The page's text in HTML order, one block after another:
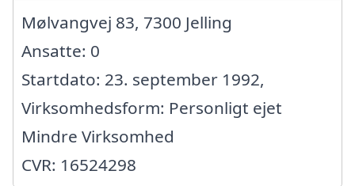
Mølvangvej 83, 7300 Jelling
Ansatte: 0
Startdato: 23. september 1992,
Virksomhedsform: Personligt ejet
Mindre Virksomhed
CVR: 16524298